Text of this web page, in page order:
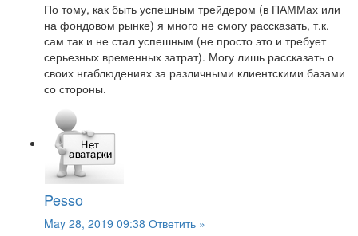
По тому, как быть успешным трейдером (в ПАММах или
на фондовом рынке) я много не смогу рассказать, т.к.
сам так и не стал успешным (не просто это и требует
серьезных временных затрат). Могу лишь рассказать о
своих нгаблюдениях за различными клиентскими базами
со стороны.
Pesso
May 28, 2019 09:38 Ответить »